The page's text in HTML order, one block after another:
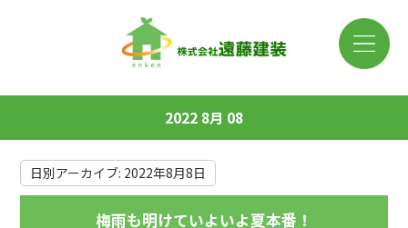
2022 8月 08
日別アーカイブ: 2022年8月8日
梅雨も明けていよいよ夏本番！